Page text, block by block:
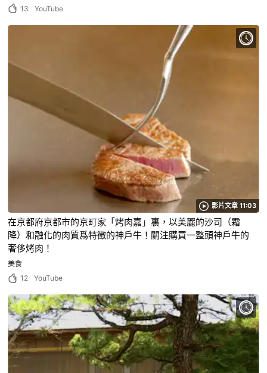
13
YouTube
影片文章 11:03
在京都府京都市的京町家「烤肉嘉」裏，以美麗的沙司（霜
降）和融化的肉質爲特徵的神戶牛！關注購買一整頭神戶牛的
奢侈烤肉！
美食
12
YouTube